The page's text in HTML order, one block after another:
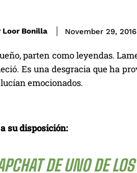
Loor Bonilla November 29, 2016
parten como leyendas.
Es una desgracia que ha
emocionados.
su disposición:
DE UNO DE